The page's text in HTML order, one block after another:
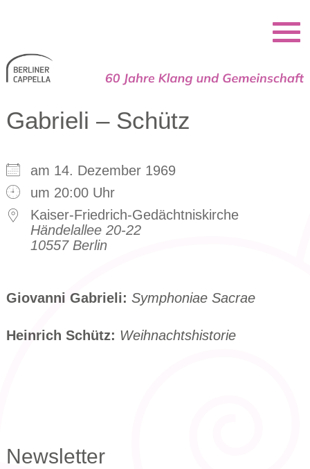
Gabrieli – Schütz
am 14. Dezember 1969
um 20:00 Uhr
Kaiser-Friedrich-Gedächtniskirche
Händelallee 20-22
10557 Berlin
Giovanni Gabrieli: Symphoniae Sacrae
Heinrich Schütz: Weihnachtshistorie
Newsletter